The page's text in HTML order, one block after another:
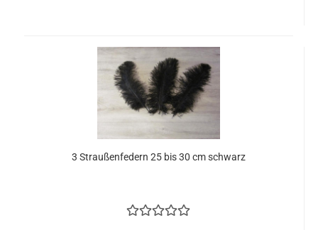
3 Straußenfedern 25 bis 30 cm schwarz